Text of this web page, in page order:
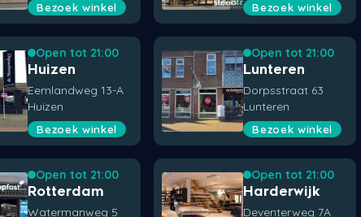
Bezoek winkel Bezoek winkel
Open tot 21:00
Huizen
Eemlandweg 13-A
Huizen
Bezoek winkel
Open tot 21:00
Lunteren
Dorpsstraat 63
Lunteren
Bezoek winkel
Open tot 21:00
Rotterdam
Watermanweg 5
Open tot 21:00
Harderwijk
Deventerweg 7A